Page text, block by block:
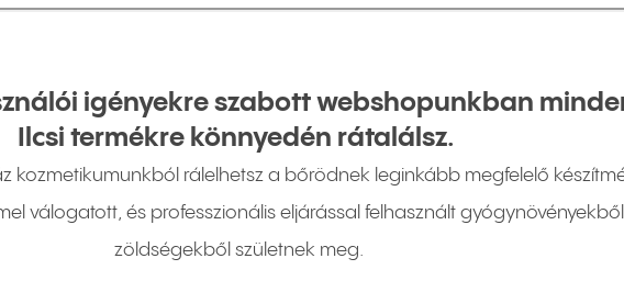
igényekre szabott webshopunkban
Ilcsi termékre könnyedén rátalálsz.
kozmetikumunkból rálelhetsz a bőrödnek leginkább megfelelő
válogatott, és professzionális eljárással felhasznált
zöldségekből születnek meg.